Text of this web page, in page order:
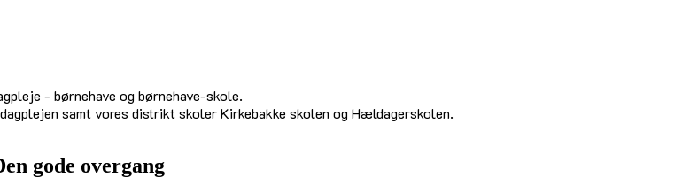
- børnehave og børnehave-skole.
samt vores distrikt skoler Kirkebakke skolen og Hældagerskolen.
gode overgang